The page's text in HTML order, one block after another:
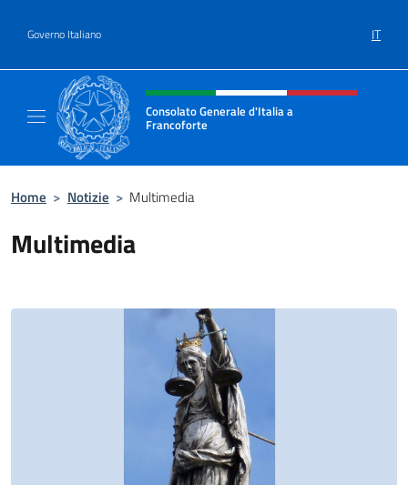
Governo Italiano IT
Intestazione sito, social e menù
Consolato Generale d'Italia a
Francoforte
Home > Notizie > Multimedia
Multimedia